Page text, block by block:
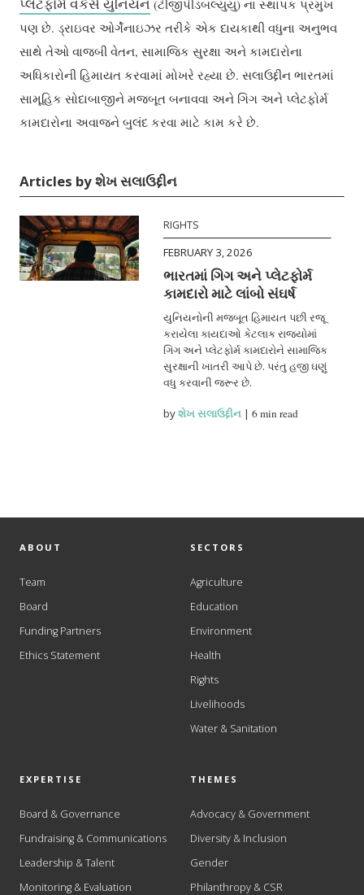
(ટીજીપીડબલ્યુયુ) ના સ્થાપક પ્રમુખ
પણ છે. ડ્રાઇવર ઓર્ગેનાઇઝર તરીકે એક દાયકાથી વધુના અનુભવ
સાથે તેઓ વાજબી વેતન, સામાજિક સુરક્ષા અને કામદારોના
અધિકારોની હિમાયત કરવામાં મોખરે રહ્યા છે. સલાઉદ્દીન ભારતમાં
સામૂહિક સોદાબાજીને મજબૂત બનાવવા અને ગિગ અને પ્લેટફોર્મ
કામદારોના અવાજને બુલંદ કરવા માટે કામ કરે છે.
Articles by શેખ સલાઉદ્દીન
RIGHTS
FEBRUARY 3, 2026
ભારતમાં ગિગ અને પ્લેટફોર્મ
કામદારો માટે લાંબો સંઘર્ષ
યુનિયનોની મજબૂત હિમાયત પછી રજૂ
કરાયેલા કાયદાઓ કેટલાક રાજ્યોમાં
ગિગ અને પ્લેટફોર્મ કામદારોને સામાજિક
સુરક્ષાની ખાતરી આપે છે. પરંતુ હજી ઘણું
વધુ કરવાની જરૂર છે.
byશેખ સલાઉદ્દીન |6 min read
ABOUT
Team
Board
Funding Partners
Ethics Statement
SECTORS
Agriculture
Education
Environment
Health
Rights
Livelihoods
Water & Sanitation
EXPERTISE
Board & Governance
Fundraising & Communications
Leadership & Talent
Monitoring & Evaluation
THEMES
Advocacy & Government
Diversity & Inclusion
Gender
Philanthropy & CSR